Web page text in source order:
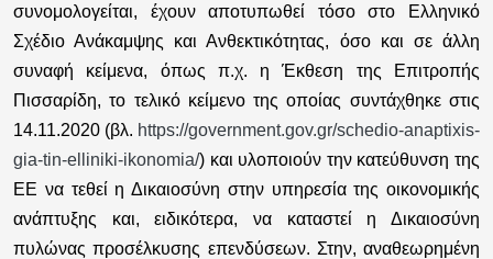
συνομολογείται, έχουν αποτυπωθεί τόσο στο Ελληνικό
Σχέδιο Ανάκαμψης και Ανθεκτικότητας, όσο και σε άλλη
συναφή κείμενα, όπως π.χ. η Έκθεση της Επιτροπής
Πισσαρίδη, το τελικό κείμενο της οποίας συντάχθηκε στις
14.11.2020 (βλ. https://government.gov.gr/schedio-anaptixis-
gia-tin-elliniki-ikonomia/) και υλοποιούν την κατεύθυνση της
ΕΕ να τεθεί η Δικαιοσύνη στην υπηρεσία της οικονομικής
ανάπτυξης και, ειδικότερα, να καταστεί η Δικαιοσύνη
πυλώνας προσέλκυσης επενδύσεων. Στην, αναθεωρημένη